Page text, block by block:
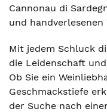
Cannonau di
und
Mit jedem Schluck
die Leidenschaft
Ob Sie ein
Geschmackstiefe
der Suche nach